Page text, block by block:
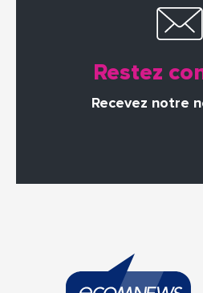
Restez
Recevez notre